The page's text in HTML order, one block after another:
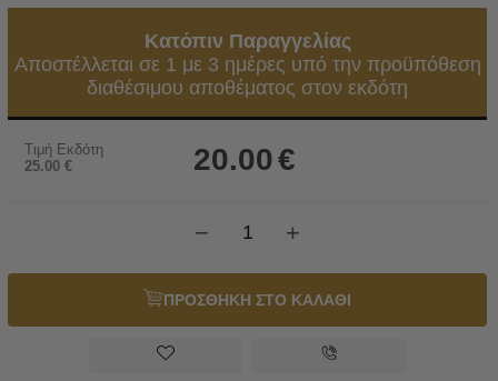
Κατόπιν Παραγγελίας
Αποστέλλεται σε 1 με 3 ημέρες υπό την προϋπόθεση
διαθέσιμου αποθέματος στον εκδότη
Τιμή Εκδότη
25.00 € 20.00€
+
−
ΠΡΟΣΘΗΚΗ ΣΤΟ ΚΑΛΑΘΙ